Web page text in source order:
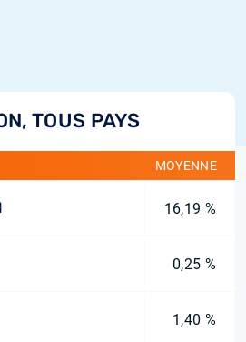
TOUS PAYS
MOYENNE
16,19 %
0,25 %
1,40 %